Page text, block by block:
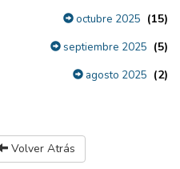
octubre 2025 (15)
septiembre 2025 (5)
agosto 2025 (2)
Volver Atrás